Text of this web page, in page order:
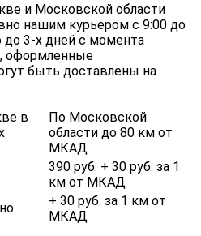
и Московской области
нашим курьером с 9:00 до
до 3-х дней с момента
оформленные
быть доставлены на
в
По Московской
области до 80 км от
МКАД
390 руб. + 30 руб. за 1
км от МКАД
+ 30 руб. за 1 км от
МКАД